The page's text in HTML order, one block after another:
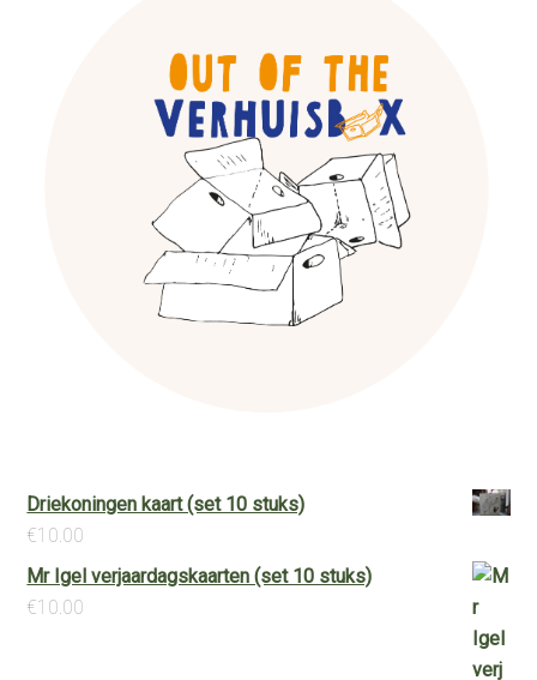
Driekoningen kaart (set 10 stuks)
€10.00
Mr Igel verjaardagskaarten (set 10 stuks)
€10.00